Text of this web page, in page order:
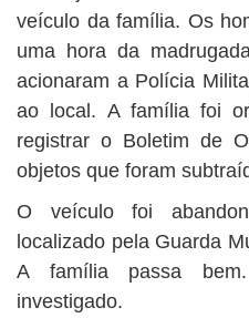
veículo da família. Os
uma hora da
acionaram a Polícia
ao local. A família foi
registrar o Boletim de
objetos que foram
O veículo foi
localizado pela Guarda
A família passa
investigado.